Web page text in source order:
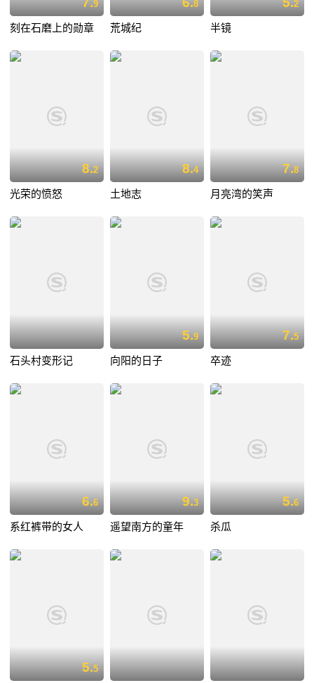
9
刻在石磨上的勋章
8
荒城纪
2
半镜
8.2
光荣的愤怒
8.4
土地志
7.8
月亮湾的笑声
石头村变形记
5.9
向阳的日子
7.5
卒迹
6.6
系红裤带的女人
9.3
遥望南方的童年
5.6
杀瓜
5.5